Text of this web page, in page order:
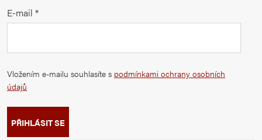
E-mail
Vložením e-mailu souhlasíte s podmínkami ochrany osobních
údajů
PŘIHLÁSIT SE